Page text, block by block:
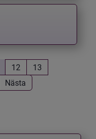
12
13
Nästa